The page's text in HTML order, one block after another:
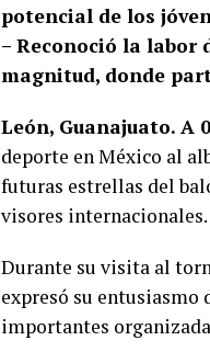
potencial de los
– Reconoció la labor
magnitud, donde
León, Guanajuato. A
deporte en México al
futuras estrellas del
visores internacionales.
Durante su visita al
expresó su entusiasmo
importantes